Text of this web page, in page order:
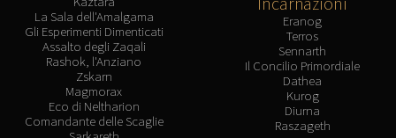
La Sala dell'Amalgama
Gli Esperimenti Dimenticati
Assalto degli Zaqali
Rashok, l'Anziano
Zskarn
Magmorax
Eco di Neltharion
Comandante delle Scaglie
Eranog
Terros
Sennarth
Il Concilio Primordiale
Dathea
Kurog
Diurna
Raszageth